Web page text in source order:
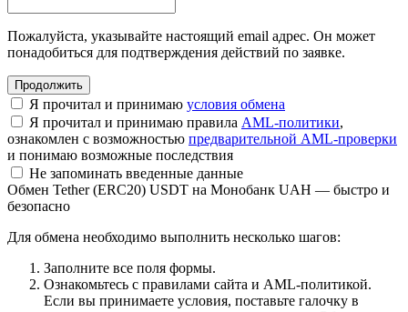
Пожалуйста, указывайте настоящий email адрес. Он может
понадобиться для подтверждения действий по заявке.
Я прочитал и принимаю условия обмена
Я прочитал и принимаю правила AML-политики,
ознакомлен с возможностью предварительной AML-проверки
и понимаю возможные последствия
Не запоминать введенные данные
Обмен Tether (ERC20) USDT на Монобанк UAH — быстро и
безопасно
Для обмена необходимо выполнить несколько шагов:
Заполните все поля формы.
Ознакомьтесь с правилами сайта и AML-политикой.
Если вы принимаете условия, поставьте галочку в